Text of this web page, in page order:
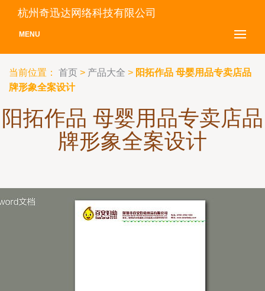
杭州奇迅达网络科技有限公司
MENU
当前位置： 首页 > 产品大全 > 阳拓作品 母婴用品专卖店品
牌形象全案设计
阳拓作品 母婴用品专卖店品
牌形象全案设计